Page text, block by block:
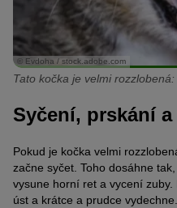
© Evdoha / stock.adobe.com
Tato kočka je velmi
Syčení, prskání
Pokud je kočka velmi
začne syčet. Toho dosáhne
vysune horní ret a vycení
úst a krátce a prudce vydechne.